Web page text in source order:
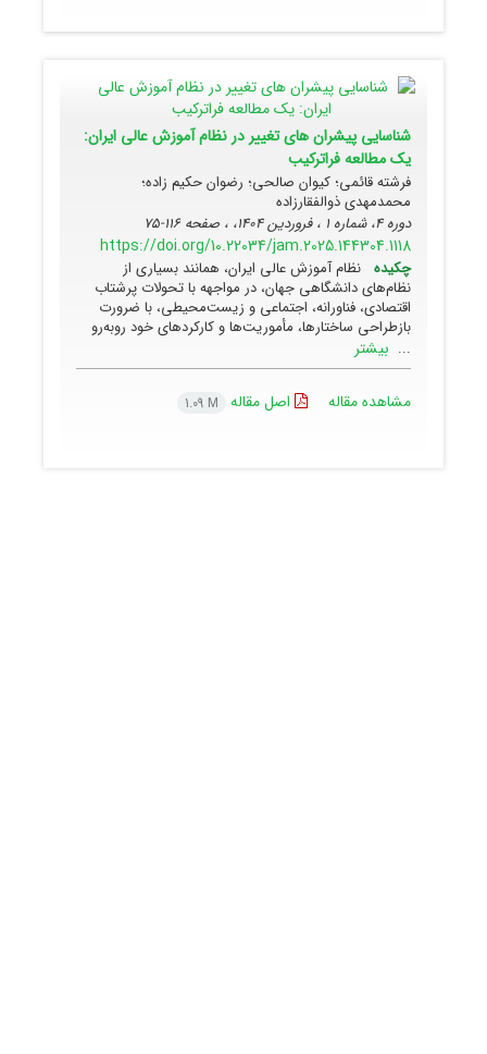
شناسایی پیشران های تغییر در نظام آموزش عالی ایران:
یک مطالعه فراترکیب
فرشته قائمی؛ کیوان صالحی؛ رضوان حکیم زاده؛
محمدمهدی ذوالفقارزاده
دوره 4، شماره 1 ، فروردین 1404، ، صفحه
116-75
https://doi.org/10.22034/jam.2025.144304.1118
چکیده نظام آموزش عالی ایران، همانند بسیاری از
نظام‌های دانشگاهی جهان، در مواجهه با تحولات پرشتاب
اقتصادی، فناورانه، اجتماعی و زیست‌محیطی، با ضرورت
بازطراحی ساختارها، مأموریت‌ها و کارکردهای خود روبه‌رو
... بیشتر
مشاهده مقاله اصل مقاله 1.09 M